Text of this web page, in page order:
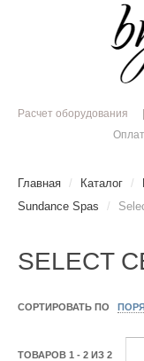
Расчет оборудования
Главная / Каталог /
Sundance Spas
/
SELECT
СОРТИРОВАТЬ ПО
ТОВАРОВ 1 - 2 ИЗ 2